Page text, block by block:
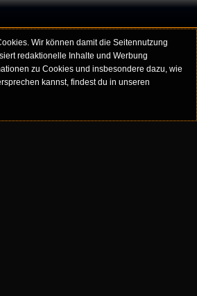
Wir können damit die Seitennutzung
redaktionelle Inhalte und Werbung
zu Cookies und insbesondere dazu, wie
kannst, findest du in unseren